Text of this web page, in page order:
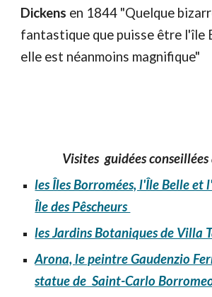
Dickens en 1844 "Quelque
fantastique que puisse être l'île
elle est néanmoins magnifique"
Visites guidées
les Îles Borromées, l'Île Belle et
Île des Pêscheurs
les Jardins Botaniques de Villa
Arona, le peintre Gaudenzio
statue de Saint-Carlo